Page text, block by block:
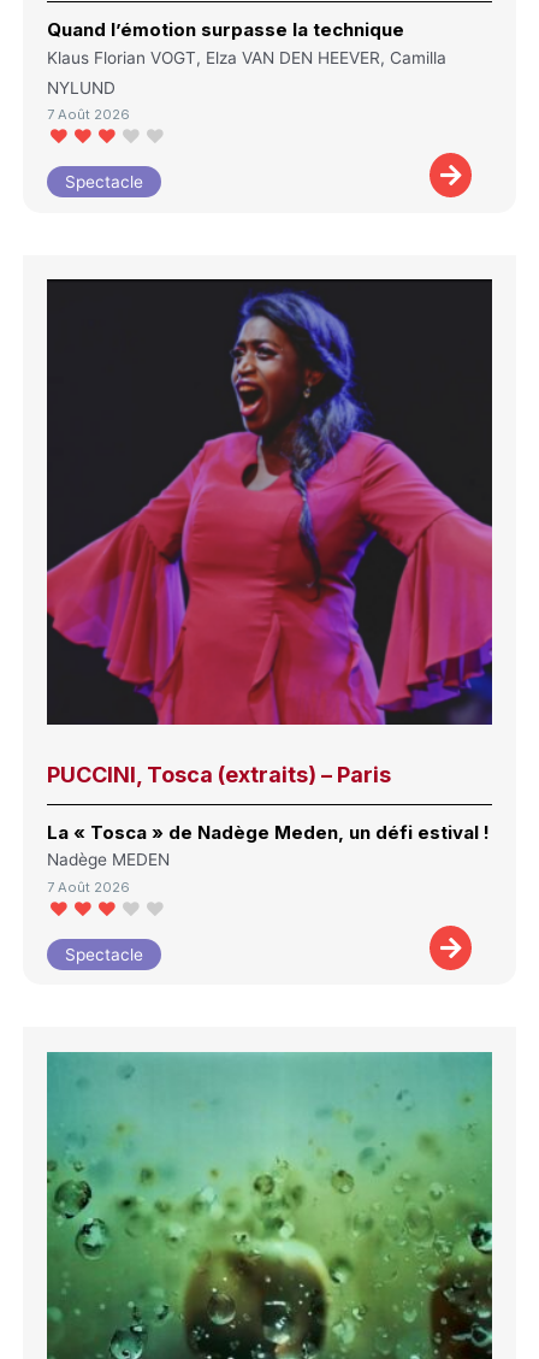
Quand l’émotion surpasse la technique
Klaus Florian VOGT, Elza VAN DEN HEEVER, Camilla
NYLUND
7 Août 2026
Spectacle
PUCCINI, Tosca (extraits) – Paris
La « Tosca » de Nadège Meden, un défi estival !
Nadège MEDEN
7 Août 2026
Spectacle